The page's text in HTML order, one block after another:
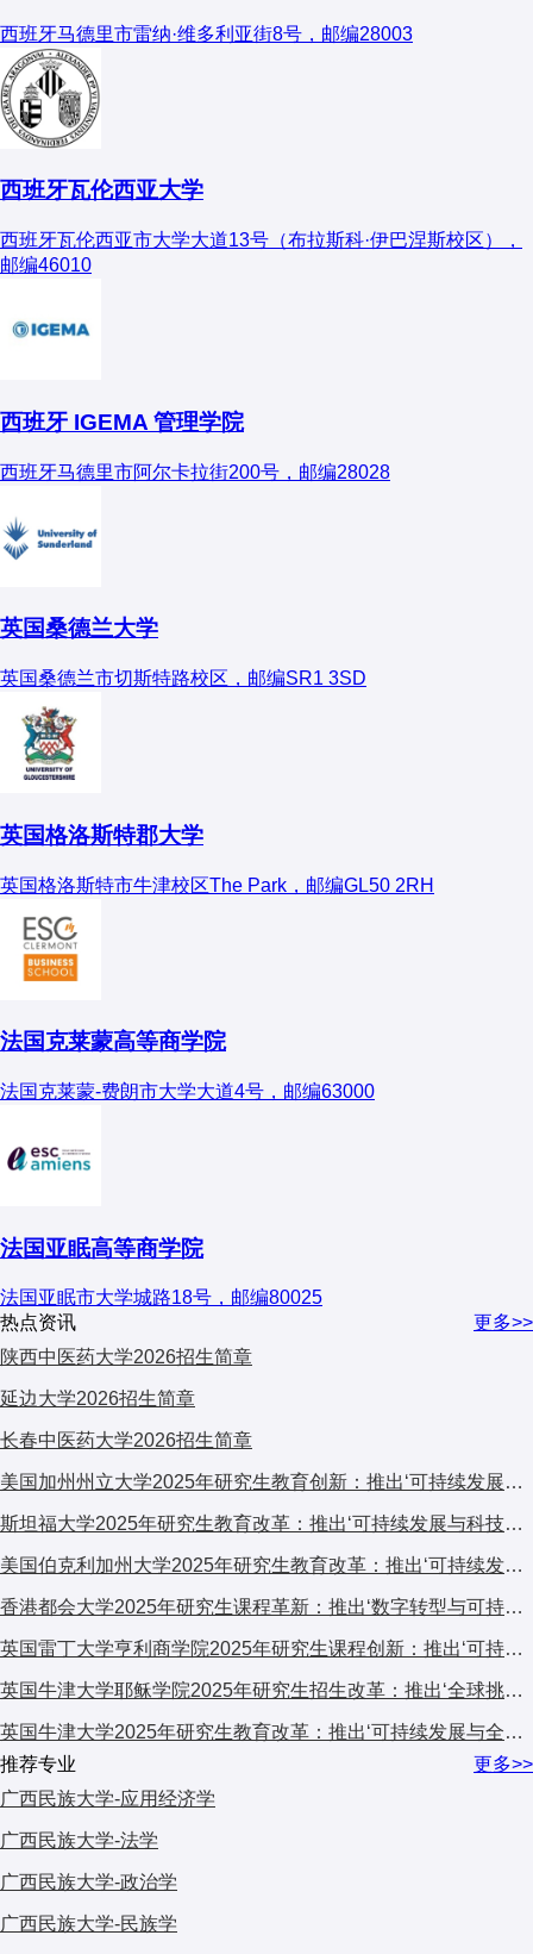
西班牙马德里市雷纳·维多利亚街8号，邮编28003
西班牙瓦伦西亚大学
西班牙瓦伦西亚市大学大道13号（布拉斯科·伊巴涅斯校区），
邮编46010
西班牙 IGEMA 管理学院
西班牙马德里市阿尔卡拉街200号，邮编28028
英国桑德兰大学
英国桑德兰市切斯特路校区，邮编SR1 3SD
英国格洛斯特郡大学
英国格洛斯特市牛津校区The Park，邮编GL50 2RH
法国克莱蒙高等商学院
法国克莱蒙-费朗市大学大道4号，邮编63000
法国亚眠高等商学院
法国亚眠市大学城路18号，邮编80025
热点资讯
更多>>
陕西中医药大学2026招生简章
延边大学2026招生简章
长春中医药大学2026招生简章
美国加州州立大学2025年研究生教育创新：推出‘可持续发展与科技融合’跨学科计划，引发广泛关注
斯坦福大学2025年研究生教育改革：推出‘可持续发展与科技融合’跨学科计划，引发全球关注
美国伯克利加州大学2025年研究生教育改革：推出‘可持续发展与科技融合’交叉培养计划，引发学术界广泛关注
香港都会大学2025年研究生课程革新：推出‘数字转型与可持续发展’跨学科计划，引发广泛关注
英国雷丁大学亨利商学院2025年研究生课程创新：推出‘可持续金融与ESG’专项计划，引领商科教育新趋势
英国牛津大学耶稣学院2025年研究生招生改革：推出‘全球挑战’跨学科项目，引发国际教育界关注
英国牛津大学2025年研究生教育改革：推出‘可持续发展与全球挑战’交叉学科计划，引发国际教育界关注
推荐专业
更多>>
广西民族大学-应用经济学
广西民族大学-法学
广西民族大学-政治学
广西民族大学-民族学